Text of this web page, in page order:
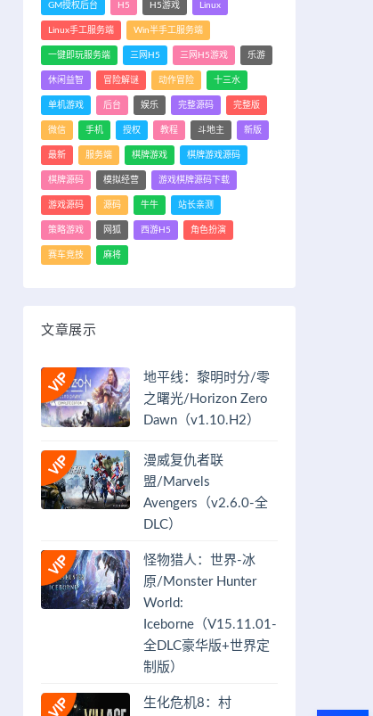
GM授权后台 H5 H5游戏 Linux
Linux手工服务端 Win半手工服务端
一键即玩服务端 三网H5 三网H5游戏 乐游
休闲益智 冒险解谜 动作冒险 十三水
单机游戏 后台 娱乐 完整源码 完整版
微信 手机 授权 教程 斗地主 新版
最新 服务端 棋牌游戏 棋牌游戏源码
棋牌源码 模拟经营 游戏棋牌源码下载
游戏源码 源码 牛牛 站长亲测
策略游戏 网狐 西游H5 角色扮演
赛车竞技 麻将
文章展示
地平线：黎明时分/零
之曙光/Horizon Zero
Dawn（v1.10.H2）
漫威复仇者联
盟/Marvels
Avengers（v2.6.0-全
DLC）
怪物猎人：世界-冰
原/Monster Hunter
World:
Iceborne（V15.11.01-
全DLC豪华版+世界定
制版）
生化危机8：村